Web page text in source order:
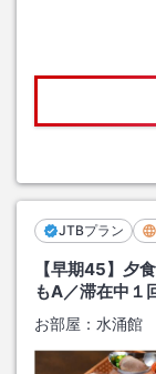
JTBプラン
【早期45】夕
もA／滞在中１
お部屋： 水涌館